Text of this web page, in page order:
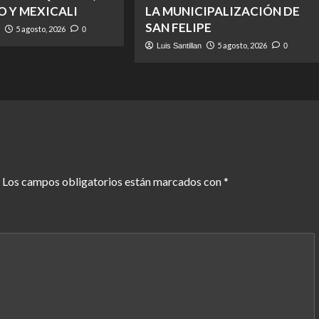
Y MEXICALI
5 agosto, 2026 0
LA MUNICIPALIZACIÓN DE
SAN FELIPE
Luis Santillan 5 agosto, 2026 0
Los campos obligatorios están marcados con*